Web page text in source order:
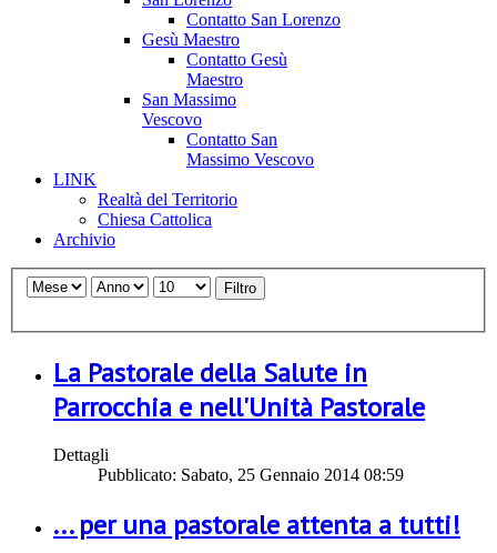
Contatto San Lorenzo
Gesù Maestro
Contatto Gesù
Maestro
San Massimo
Vescovo
Contatto San
Massimo Vescovo
LINK
Realtà del Territorio
Chiesa Cattolica
Archivio
Filtro
La Pastorale della Salute in
Parrocchia e nell'Unità Pastorale
Dettagli
Pubblicato: Sabato, 25 Gennaio 2014 08:59
... per una pastorale attenta a tutti!